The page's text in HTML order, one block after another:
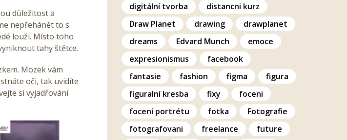
důležitost a
nepřehánět to s
louži. Místo toho
tahy štětce.
Mozek vám
oči, tak uvidíte
si vyjadřování
digitální tvorba
distancni kurz
Draw Planet
drawing
drawplanet
dreams
Edvard Munch
emoce
expresionismus
facebook
fantasie
fashion figma
figura
figuralní kresba
fixy
foceni
focení portrétu
fotka
Fotografie
fotografovani
freelance
future